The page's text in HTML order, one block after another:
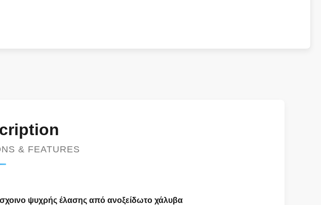
& FEATURES
ψυχρής έλασης από ανοξείδωτο χάλυβα